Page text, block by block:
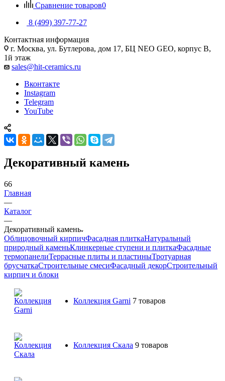
Сравнение товаров0
8 (499) 397-77-27
Контактная информация
г. Москва, ул. Бутлерова, дом 17, БЦ NEO GEO, корпус В,
1й этаж
sales@hit-ceramics.ru
Вконтакте
Instagram
Telegram
YouTube
Декоративный камень
66
Главная
—
Каталог
—
Декоративный камень
Облицовочный кирпичФасадная плиткаНатуральный
природный каменьКлинкерные ступени и плиткаФасадные
термопанелиТеррасные плиты и пластиныТротуарная
брусчаткаСтроительные смесиФасадный декорСтроительный
кирпич и блоки
Коллекция Garni 7 товаров
Коллекция Скала 9 товаров